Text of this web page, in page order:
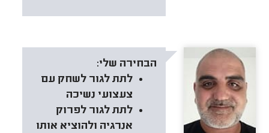
הבחירה שלי:
לתת לגור לשחק עם
צעצועי נשיכה
לתת לגור לפרוק
אנרגיה ולהוציא אותו